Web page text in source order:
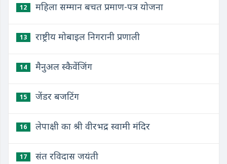
12 महिला सम्मान बचत प्रमाण-पत्र योजना
13 राष्ट्रीय मोबाइल निगरानी प्रणाली
14 मैनुअल स्कैवेंजिंग
15 जेंडर बजटिंग
16 लेपाक्षी का श्री वीरभद्र स्वामी मंदिर
17 संत रविदास जयंती